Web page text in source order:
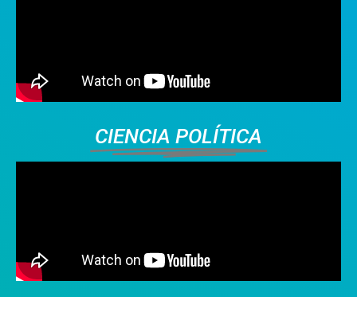
CIENCIA POLÍTICA